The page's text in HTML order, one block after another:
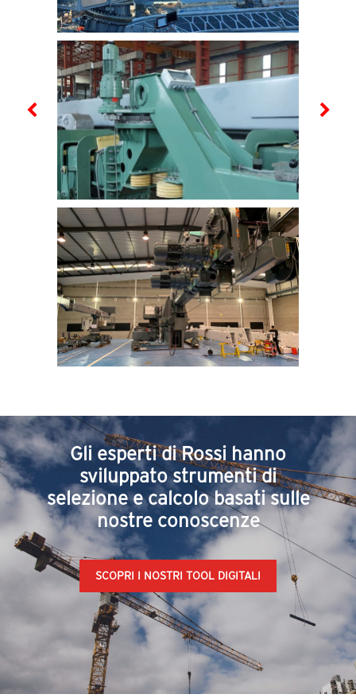
Gli esperti di Rossi hanno
sviluppato strumenti di
selezione e calcolo basati sulle
nostre conoscenze
SCOPRI I NOSTRI TOOL DIGITALI